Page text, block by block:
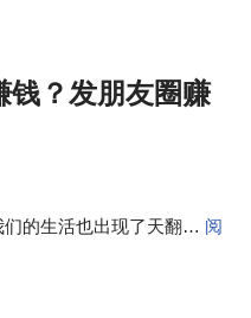
钱？发朋友圈赚
们的生活也出现了天翻… 阅